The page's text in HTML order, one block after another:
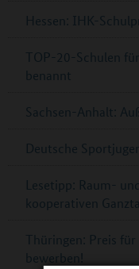
Hessen: IHK-
TOP-20-Schulen
benannt
Sachsen-Anhalt:
Deutsche
Lesetipp: Raum-
kooperativen
Thüringen: Preis
bewerben!